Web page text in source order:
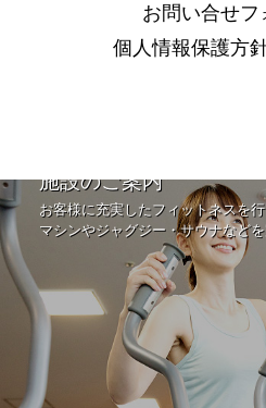
お問い合せフ
個人情報保護方
施設のご案内
お客様に充実したフィットネスを
マシンやジャグジー・サウナなど